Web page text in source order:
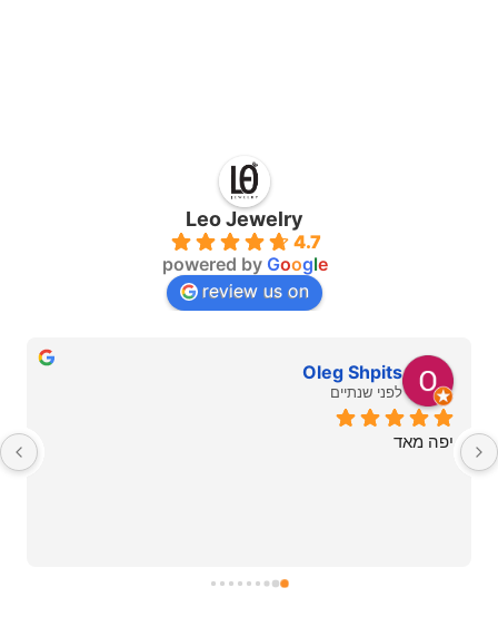
Leo Jewelry
4.7
powered by Google
review us on
Oleg Shpits
לפני שנתיים
יפה מאד